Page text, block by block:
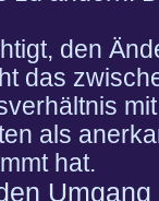
den
das
als
hat.